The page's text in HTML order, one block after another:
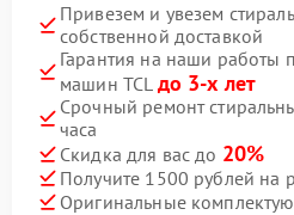
Привезем и увезем
собственной доставкой
Гарантия на наши работы
машин TCL до 3-х лет
Срочный ремонт
часа
Скидка для вас до 20%
Получите 1500 рублей на
Оригинальные